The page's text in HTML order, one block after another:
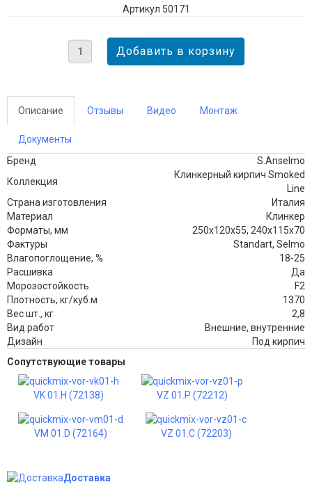
Артикул 50171
Описание Отзывы Видео Монтаж
Документы
Бренд
S.Anselmo
Коллекция
Клинкерный кирпич Smoked
Line
Страна изготовления
Италия
Материал
Клинкер
Форматы, мм
250х120х55, 240х115х70
Фактуры
Standart, Selmo
Влагопоглощение, %
18-25
Расшивка
Да
Морозостойкость
F2
Плотность, кг/куб.м
1370
Вес шт., кг
2,8
Вид работ
Внешние, внутренние
Дизайн
Под кирпич
Сопутствующие товары
VK 01.H (72138) VZ 01.P (72212)
VM 01.D (72164) VZ 01.C (72203)
Доставка